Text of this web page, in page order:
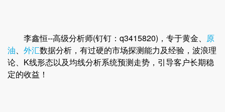
李鑫恒--高级分析师(钉钉：q3415820)，专于黄金、 原
油、 外汇数据分析，有过硬的市场探测能力及经验，波浪理
论、K线形态以及均线分析系统预测走势，引导客户长期稳
定的收益！